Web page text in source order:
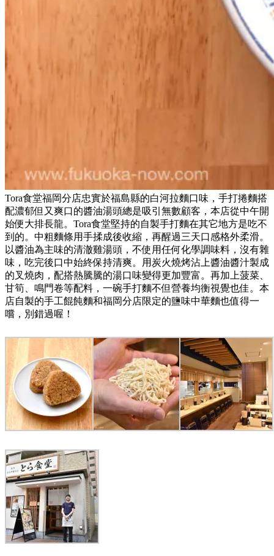
Tora食堂福岡分店忠實於福島縣的白河拉麵口味，手打捲麵搭
配濃郁但又爽口的醬油湯頭總是吸引無數顧客，本店從中午開
始便大排長龍。Tora食堂堅持的自製手打麵在其它地方是吃不
到的。中粗麵條用手揉成後收縮，再醒過三天口感格外柔滑。
以醬油為主味的清澈雞湯頭，不使用任何化學調味料，沒有雜
味，吃完後口中始終保持清爽。用炭火燒烤沾上醬油醬汁製成
的叉燒肉，配搭熱騰騰的湯口味變得更加豐富。再加上菠菜、
甘筍、鳴門卷等配料，一碗手打麵不但營養均衡視覺也佳。本
店自製的手工餛飩麵和福岡分店限定的鹽味中華麵也值得一
嚐，別錯過喔！